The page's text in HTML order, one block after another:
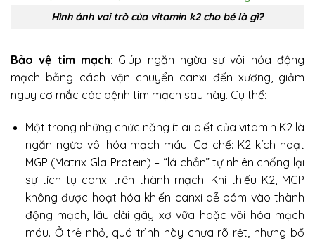
Hình ảnh vai trò của vitamin k2 cho bé là gì?
Bảo vệ tim mạch: Giúp ngăn ngừa sự vôi hóa động
mạch bằng cách vận chuyển canxi đến xương, giảm
nguy cơ mắc các bệnh tim mạch sau này. Cụ thể:
Một trong những chức năng ít ai biết của vitamin K2 là
ngăn ngừa vôi hóa mạch máu. Cơ chế: K2 kích hoạt
MGP (Matrix Gla Protein) – “lá chắn” tự nhiên chống lại
sự tích tụ canxi trên thành mạch. Khi thiếu K2, MGP
không được hoạt hóa khiến canxi dễ bám vào thành
động mạch, lâu dài gây xơ vữa hoặc vôi hóa mạch
máu. Ở trẻ nhỏ, quá trình này chưa rõ rệt, nhưng bổ